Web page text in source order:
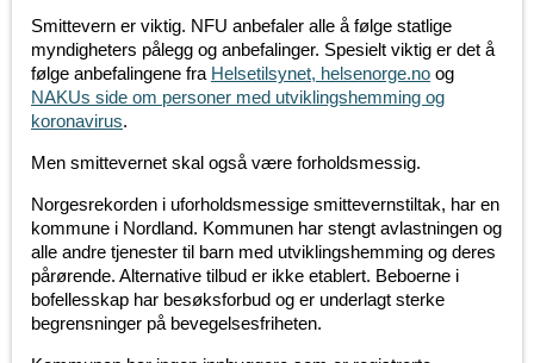
Smittevern er viktig. NFU anbefaler alle å følge statlige
myndigheters pålegg og anbefalinger. Spesielt viktig er det å
følge anbefalingene fra Helsetilsynet, helsenorge.no og
NAKUs side om personer med utviklingshemming og
koronavirus.
Men smittevernet skal også være forholdsmessig.
Norgesrekorden i uforholdsmessige smittevernstiltak, har en
kommune i Nordland. Kommunen har stengt avlastningen og
alle andre tjenester til barn med utviklingshemming og deres
pårørende. Alternative tilbud er ikke etablert. Beboerne i
bofellesskap har besøksforbud og er underlagt sterke
begrensninger på bevegelsesfriheten.